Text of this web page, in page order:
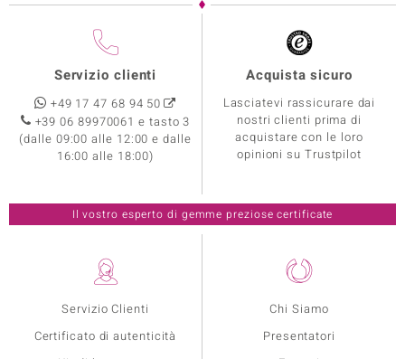
Servizio Clienti
Certificato di autenticità
Chi Siamo
Presentatori
Servizio clienti
+49 17 47 68 94 50
+39 06 89970061 e tasto 3
(dalle 09:00 alle 12:00 e dalle
16:00 alle 18:00)
Acquista sicuro
Lasciatevi rassicurare dai
nostri clienti prima di
acquistare con le loro
opinioni su Trustpilot
Il vostro esperto di gemme preziose certificate